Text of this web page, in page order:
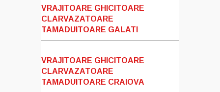
VRAJITOARE GHICITOARE
CLARVAZATOARE
TAMADUITOARE GALATI
VRAJITOARE GHICITOARE
CLARVAZATOARE
TAMADUITOARE CRAIOVA